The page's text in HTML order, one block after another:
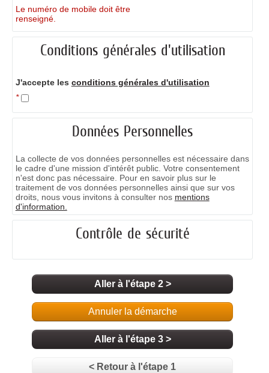
Le numéro de mobile doit être
renseigné.
Conditions générales d'utilisation
J'accepte les conditions générales d'utilisation
*
Données Personnelles
La collecte de vos données personnelles est nécessaire dans
le cadre d'une mission d'intérêt public. Votre consentement
n'est donc pas nécessaire. Pour en savoir plus sur le
traitement de vos données personnelles ainsi que sur vos
droits, nous vous invitons à consulter nos mentions
d'information.
Contrôle de sécurité
Aller à l'étape 2 >
Annuler la démarche
Aller à l'étape 3 >
< Retour à l'étape 1